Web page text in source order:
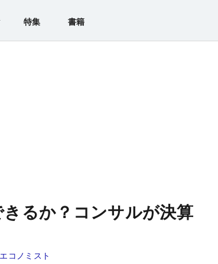
特集 書籍
るか？コンサルが決算
コノミスト